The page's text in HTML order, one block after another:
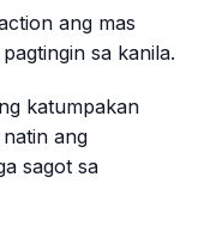
ang mas
sa kanila.
katumpakan
ang
sagot sa